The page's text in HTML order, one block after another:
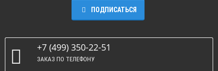
ПОДПИСАТЬСЯ
+7 (499) 350-22-51
ЗАКАЗ ПО ТЕЛЕФОНУ